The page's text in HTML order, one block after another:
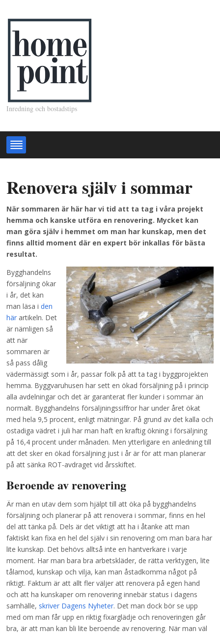
Inredning och bostadstips
Renovera själv i sommar
När sommaren är här har vi tid att ta tag i våra projekt
hemma och kanske utföra en renovering. Mycket kan
man göra själv i hemmet om man har kunskap, men det
finns alltid moment där en expert bör inkallas för bästa
resultat.
Bygghandelns
försäljning ökar
i år, det kan
man läsa iden
här artikeln. Det
är nämligen så
att när
sommaren är
så pass dålig
vädermässigt som i år, passar folk på att ta tag i byggprojekten
hemma. Byggvaruhusen har sett en ökad försäljning på i princip
alla avdelningar och det är garanterat fler kunder i sommar än
normalt. Bygghandelns försäljningssiffror har under året ökat
med hela 9,5 procent, enligt mätningar. På grund av det kalla och
ostadiga vädret i juli har man haft en kraftig ökning i försäljning
på 16,4 procent under månaden. Men ytterligare en anledning till
att det sker en ökad försäljning just i år är för att man planerar
på att sänka ROT-avdraget vid årsskiftet.
Beroende av renovering
Är man en utav dem som hjälpt till att öka på bygghandelns
försäljning och planerar på att renovera i sommar, finns en hel
del att tänka på. Dels är det viktigt att ha i åtanke att man
faktiskt kan fixa en hel del själv i sin renovering om man bara har
lite kunskap. Det behövs alltså inte en hantverkare i varje
moment. Har man bara bra arbetskläder, de rätta verktygen, lite
tålamod, kunskap och vilja, kan man åstadkomma något på
riktigt. Faktum är att allt fler väljer att renovera på egen hand
och att ha kunskaper om renovering innebär status i dagens
samhälle, skriver Dagens Nyheter. Det man dock bör se upp
med om man får upp en riktig fixarglädje och renoveringen går
bra, är att man kan bli lite beroende av renovering. När man väl